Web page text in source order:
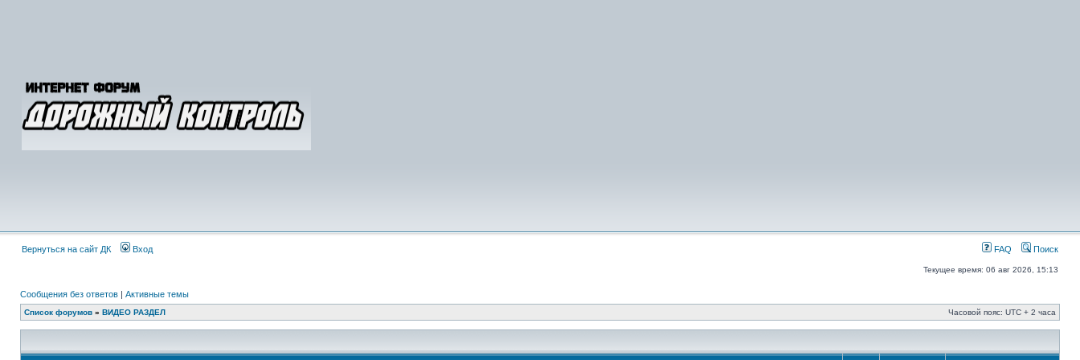
Вернуться на сайт ДК Вход FAQ Поиск
Текущее время: 06 авг 2026, 15:13
Сообщения без ответов | Активные темы
Список форумов » ВИДЕО РАЗДЕЛ Часовой пояс: UTC + 2 часа